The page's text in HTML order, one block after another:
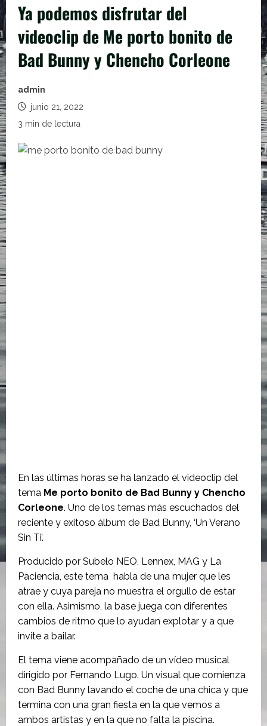
Ya podemos disfrutar del
videoclip de Me porto bonito de
Bad Bunny y Chencho Corleone
admin
junio 21, 2022
3 min de lectura
En las últimas horas se ha lanzado el videoclip del
tema Me porto bonito de Bad Bunny y Chencho
Corleone. Uno de los temas más escuchados del
reciente y exitoso álbum de Bad Bunny, ‘Un Verano
Sin Ti’.
Producido por Subelo NEO, Lennex, MAG y La
Paciencia, este tema habla de una mujer que les
atrae y cuya pareja no muestra el orgullo de estar
con ella. Asimismo, la base juega con diferentes
cambios de ritmo que lo ayudan explotar y a que
invite a bailar.
El tema viene acompañado de un vídeo musical
dirigido por Fernando Lugo. Un visual que comienza
con Bad Bunny lavando el coche de una chica y que
termina con una gran fiesta en la que vemos a
ambos artistas y en la que no falta la piscina.